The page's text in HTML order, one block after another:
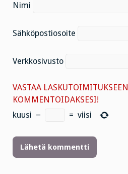
Nimi
Sähköpostiosoite
Verkkosivusto
VASTAA LASKUTOIMITUKSEEN
KOMMENTOIDAKSESI!
kuusi − = viisi